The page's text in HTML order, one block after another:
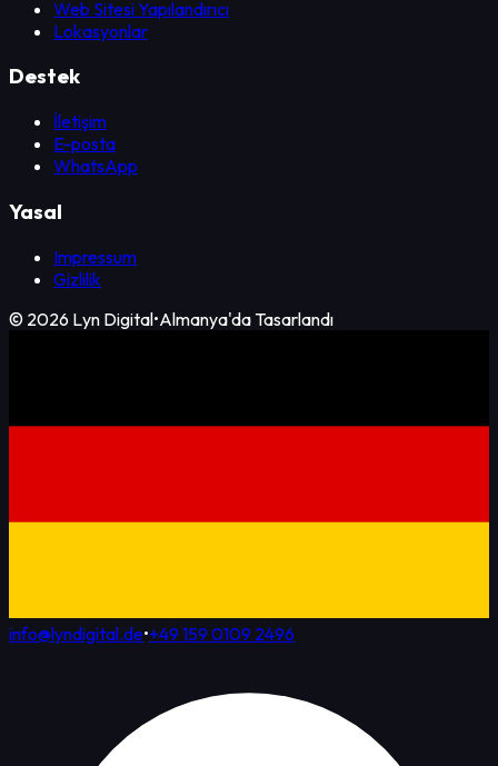
Web Sitesi Yapılandırıcı
Lokasyonlar
Destek
İletişim
E-posta
WhatsApp
Yasal
Impressum
Gizlilik
© 2026 Lyn Digital•Almanya'da Tasarlandı
info@lyndigital.de•+49 159 0109 2496